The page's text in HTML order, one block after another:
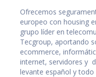
Ofrecemos
europeo con housing
grupo líder en
Tecgroup, aportando
ecommerce,
internet, servidores y
levante español y